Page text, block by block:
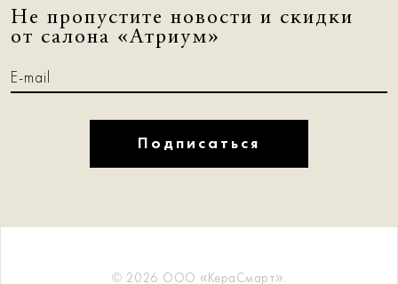
Не пропустите новости и скидки
от салона «Атриум»
Подписаться
© 2026 ООО «КераСмарт».